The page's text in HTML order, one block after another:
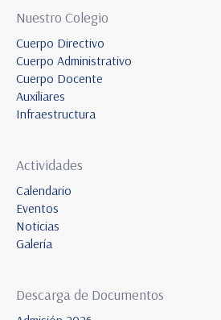
Nuestro Colegio
Cuerpo Directivo
Cuerpo Administrativo
Cuerpo Docente
Auxiliares
Infraestructura
Actividades
Calendario
Eventos
Noticias
Galería
Descarga de Documentos